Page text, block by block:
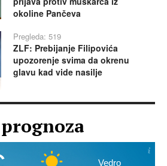
okoline Pančeva
Pregleda: 519
ZLF: Prebijanje Filipovića
upozorenje svima da okrenu
glavu kad vide nasilje
prognoza
Vedro